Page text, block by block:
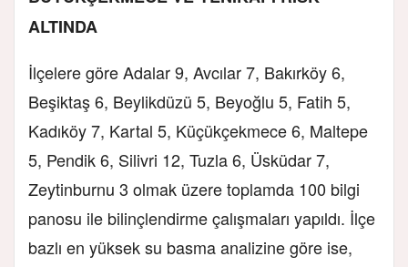
ALTINDA
İlçelere göre Adalar 9, Avcılar 7, Bakırköy 6,
Beşiktaş 6, Beylikdüzü 5, Beyoğlu 5, Fatih 5,
Kadıköy 7, Kartal 5, Küçükçekmece 6, Maltepe
5, Pendik 6, Silivri 12, Tuzla 6, Üsküdar 7,
Zeytinburnu 3 olmak üzere toplamda 100 bilgi
panosu ile bilinçlendirme çalışmaları yapıldı. İlçe
bazlı en yüksek su basma analizine göre ise,